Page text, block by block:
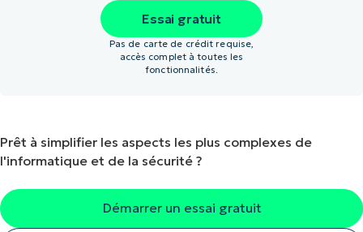
Essai gratuit
Pas de carte de crédit requise,
accès complet à toutes les
fonctionnalités.
Prêt à simplifier les aspects les plus complexes de
l'informatique et de la sécurité ?
Démarrer un essai gratuit